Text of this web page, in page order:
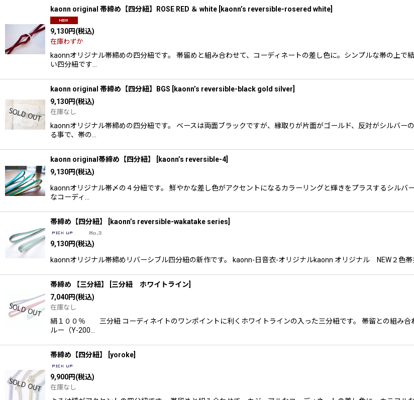
kaonn original 帯締め【四分紐】ROSE RED ＆ white kaonn’s reversible-rosered white
9,130円(税込)
在庫わずか
kaonnオリジナル帯締めの四分紐です。 帯留めと組み合わせて、コーディネートの差し色に。シンプルな帯の上
い四分紐です…
kaonn original 帯締め【四分紐】BGS kaonn’s reversible-black gold silver
9,130円(税込)
在庫なし
kaonnオリジナル帯締めの四分紐です。 ベースは両面ブラックですが、縁取りが片面がゴールド、反対がシルバ
る事で、帯の…
kaonn original帯締め【四分紐】 kaonn’s reversible-4]
9,130円(税込)
kaonnオリジナル帯〆の４分紐です。 鮮やかな差し色がアクセントになるカラーリングと輝きをプラスするシル
なコーディ…
帯締め【四分紐】 kaonn’s reversible-wakatake series
9,130円(税込)
kaonnオリジナル帯締めリバーシブル四分紐の新作です。 kaonn-日音衣-オリジナルkaonn オリジナル NEW２色
帯締め 【三分紐】 三分紐 ホワイトライン
7,040円(税込)
在庫なし
絹１００％ 三分紐 コーディネイトのワンポイントに利くホワイトラインの入った三分紐です。 帯留との組み合
ルー（Y-200…
帯締め【四分紐】 yoroke
9,900円(税込)
在庫なし